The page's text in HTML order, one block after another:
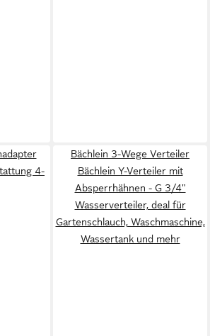
4-
Bächlein 3-Wege Verteiler
Bächlein Y-Verteiler mit
Absperrhähnen - G 3/4"
Wasserverteiler, deal für
Gartenschlauch, Waschmaschine,
Wassertank und mehr